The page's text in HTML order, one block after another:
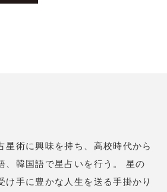
術に興味を持ち、高校時代から
、韓国語で星占いを行う。 星の
手に豊かな人生を送る手掛かり